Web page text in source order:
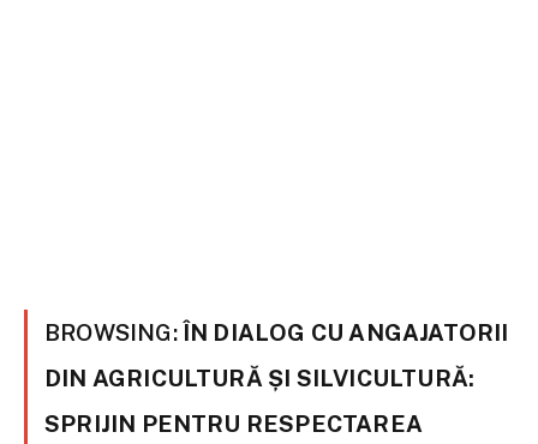
BROWSING: ÎN DIALOG CU ANGAJATORII
DIN AGRICULTURĂ ȘI SILVICULTURĂ:
SPRIJIN PENTRU RESPECTAREA